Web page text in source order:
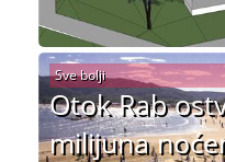
Otok Rab
milijuna
Sve bolji